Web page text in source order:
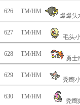
626 TM/HM
爆爆头
627 TM/HM
毛头
628 TM/HM
勇士
629 TM/HM
秃鹰
630 TM/HM
秃鹰